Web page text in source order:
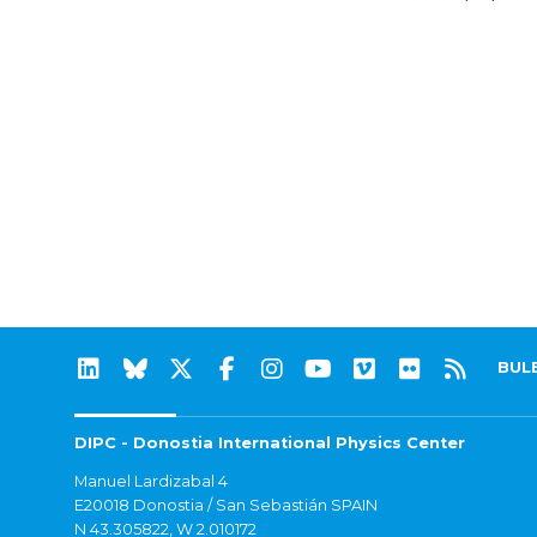
DIPC - Donostia International Physics Center
Manuel Lardizabal 4
E20018 Donostia / San Sebastián SPAIN
N 43.305822, W 2.010172